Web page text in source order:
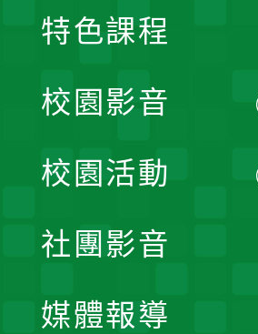
特色課程
校園影音
校園活動
社團影音
媒體報導